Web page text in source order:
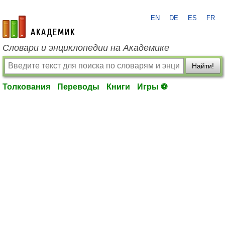
academic.ru
EN DE ES FR
Словари и энциклопедии на Академике
Найти!
Толкования Переводы Книги Игры ⚽